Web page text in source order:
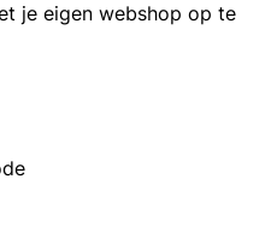
je eigen webshop op te